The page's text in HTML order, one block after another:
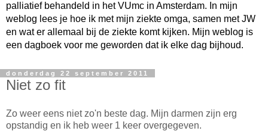
palliatief behandeld in het VUmc in Amsterdam. In mijn
weblog lees je hoe ik met mijn ziekte omga, samen met JW
en wat er allemaal bij de ziekte komt kijken. Mijn weblog is
een dagboek voor me geworden dat ik elke dag bijhoud.
donderdag 22 september 2011
Niet zo fit
Zo weer eens niet zo'n beste dag. Mijn darmen zijn erg
opstandig en ik heb weer 1 keer overgegeven.